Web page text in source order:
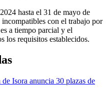
hasta el 31 de mayo de
incompatibles con el trabajo por
a tiempo parcial y el
los requisitos establecidos.
Isora anuncia 30 plazas de